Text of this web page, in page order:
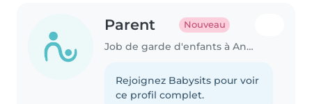
Parent Nouveau
Job de garde d'enfants à Annecy
Rejoignez Babysits pour voir
ce profil complet.